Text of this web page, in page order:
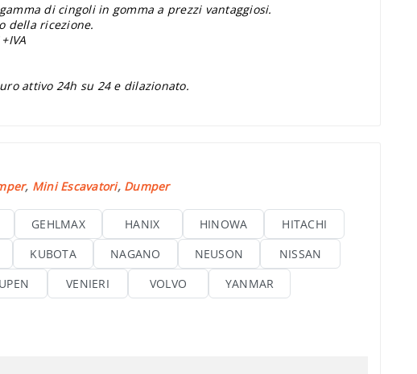
di cingoli in gomma a prezzi vantaggiosi.
della ricezione.
attivo 24h su 24 e dilazionato.
, Mini Escavatori, Dumper
GEHLMAX HANIX HINOWA
HITACHI
KUBOTA NAGANO NEUSON
NISSAN
VENIERI VOLVO YANMAR